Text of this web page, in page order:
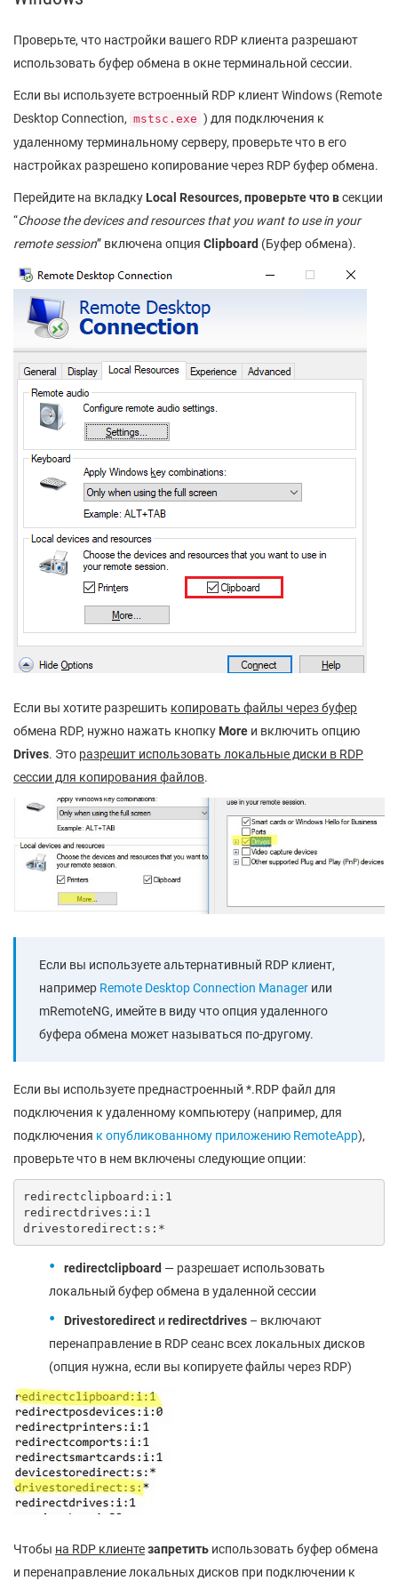
Проверьте, что настройки вашего RDP клиента разрешают
использовать буфер обмена в окне терминальной сессии.
Если вы используете встроенный RDP клиент Windows (Remote
Desktop Connection, mstsc.exe ) для подключения к
удаленному терминальному серверу, проверьте что в его
настройках разрешено копирование через RDP буфер обмена.
Перейдите на вкладку Local Resources,проверьтечто всекции
“Choose the devices and resources that you want to use in your
remote session” включена опция Clipboard (Буфер обмена).
Если вы хотите разрешить копировать файлы через буфер
обмена RDP, нужно нажать кнопку More и включить опцию
Drives. Это разрешит использовать локальные диски в RDP
сессии для копирования файлов.
Если вы используете альтернативный RDP клиент,
например Remote Desktop Connection Manager или
mRemoteNG, имейте в виду что опция удаленного
буфера обмена может называться по-другому.
Если вы используете преднастроенный *.RDP файл для
подключения к удаленному компьютеру (например, для
подключения к опубликованному приложению RemoteApp),
проверьте что в нем включены следующие опции:
redirectclipboard:i:1
redirectdrives:i:1
drivestoredirect:s:*
redirectclipboard — разрешает использовать
локальный буфер обмена в удаленной сессии
Drivestoredirect и redirectdrives – включают
перенаправление в RDP сеанс всех локальных дисков
(опция нужна, если вы копируете файлы через RDP)
Чтобы на RDP клиентезапретить использовать буфер обмена
и перенаправление локальных дисков при подключении к